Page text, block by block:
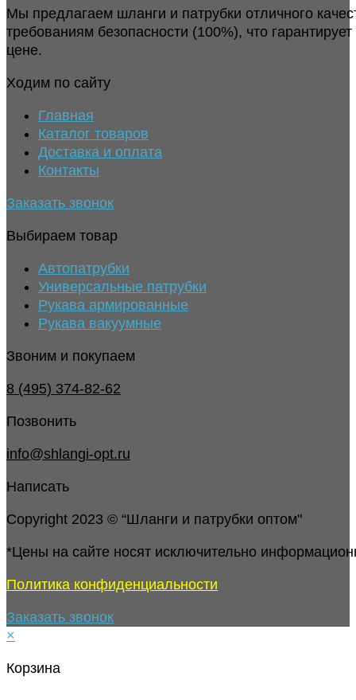
Мы предлагаем шланги и патрубки отличного
требованиям безопасности (100%), что
цене.
Ходим по сайту
Главная
Каталог товаров
Доставка и оплата
Контакты
Заказать звонок
Выбираем товар
Автопатрубки
Универсальные патрубки
Рукава армированные
Рукава вакуумные
Звоним и покупаем
8 (495) 374-82-62
Позвонить
info@shlangi-opt.ru
Написать
Copyright 2023 © “Шланги и патрубки оптом"
*Цены на сайте носят исключительно
Политика конфиденциальности
Заказать звонок
×
Корзина